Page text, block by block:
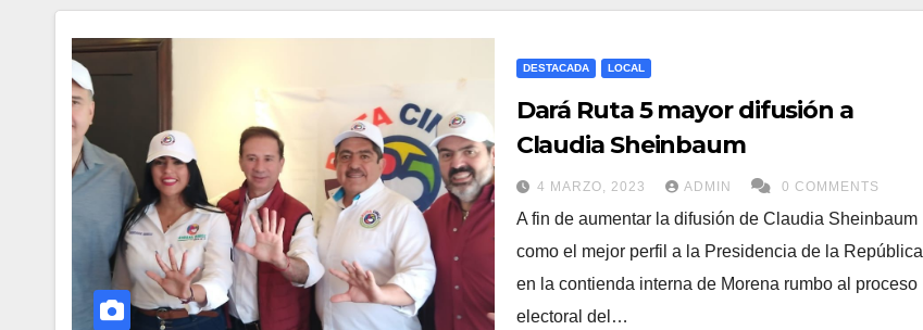
DESTACADA LOCAL
Dará Ruta 5 mayor difusión a
Claudia Sheinbaum
4 MARZO, 2023 ADMIN 0 COMMENTS
A fin de aumentar la difusión de Claudia Sheinbaum
como el mejor perfil a la Presidencia de la República
en la contienda interna de Morena rumbo al proceso
electoral del…